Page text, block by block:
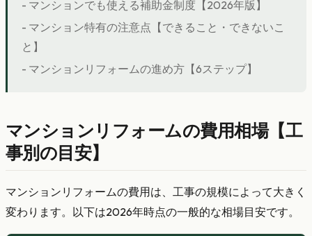
- マンションでも使える補助金制度【2026年版】
- マンション特有の注意点【できること・できないこ
と】
- マンションリフォームの進め方【6ステップ】
マンションリフォームの費用相場【工
事別の目安】
マンションリフォームの費用は、工事の規模によって大きく
変わります。以下は2026年時点の一般的な相場目安です。